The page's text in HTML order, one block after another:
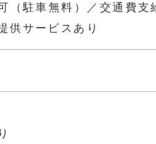
（駐車無料）／交通費
供サービスあり